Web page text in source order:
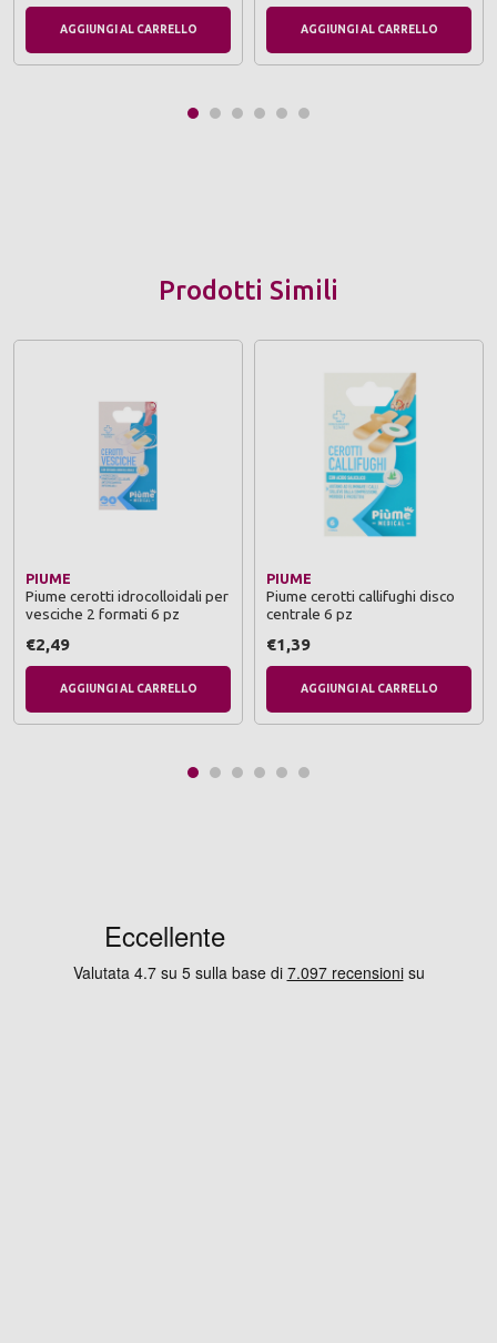
AGGIUNGI AL CARRELLO AGGIUNGI AL CARRELLO
Prodotti Simili
PIUME
Piume cerotti idrocolloidali per
vesciche 2 formati 6 pz
€2,49
AGGIUNGI AL CARRELLO
PIUME
Piume cerotti callifughi disco
centrale 6 pz
€1,39
AGGIUNGI AL CARRELLO